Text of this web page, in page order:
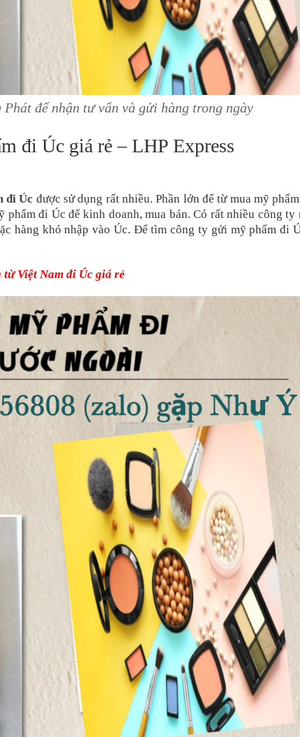
để nhận tư vấn và gửi hàng trong ngày
đi Úc giá rẻ – LHP Express
đi Úc được sử dụng rất nhiều. Phần lớn để từ mua mỹ
phẩm đi Úc để kinh doanh, mua bán. Có rất nhiều công ty
hàng khó nhập vào Úc. Để tìm công ty gửi mỹ phẩm đi
Việt Nam đi Úc giá rẻ